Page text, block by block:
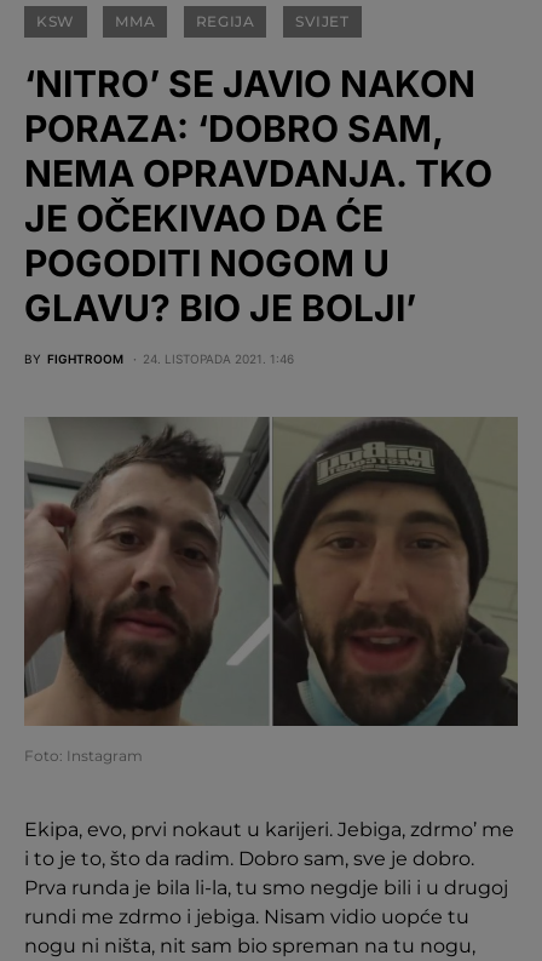
KSW MMA REGIJA SVIJET
‘NITRO’ SE JAVIO NAKON
PORAZA: ‘DOBRO SAM,
NEMA OPRAVDANJA. TKO
JE OČEKIVAO DA ĆE
POGODITI NOGOM U
GLAVU? BIO JE BOLJI’
BY FIGHTROOM 24. LISTOPADA 2021. 1:46
Foto: Instagram
Ekipa, evo, prvi nokaut u karijeri. Jebiga, zdrmo’ me
i to je to, što da radim. Dobro sam, sve je dobro.
Prva runda je bila li-la, tu smo negdje bili i u drugoj
rundi me zdrmo i jebiga. Nisam vidio uopće tu
nogu ni ništa, nit sam bio spreman na tu nogu,